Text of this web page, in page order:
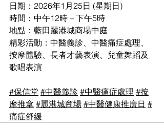
日期：2026年1月25日 (星期日)
時間：中午12時 – 下午5時
地點：藍田麗港城商場中庭
精彩活動：中醫義診、中醫痛症處理、
按摩體驗、長者才藝表演、兒童舞蹈及
歌唱表演
#保信堂 #中醫義診 #中醫痛症處理 #按
摩推拿 #麗港城商場 #中醫健康推廣日 #
痛症舒緩